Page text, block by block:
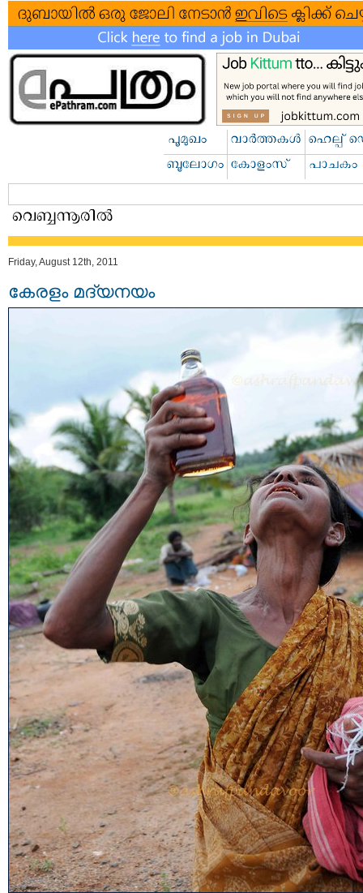
Friday, August 12th, 2011
കേരളം മദ്യനയം